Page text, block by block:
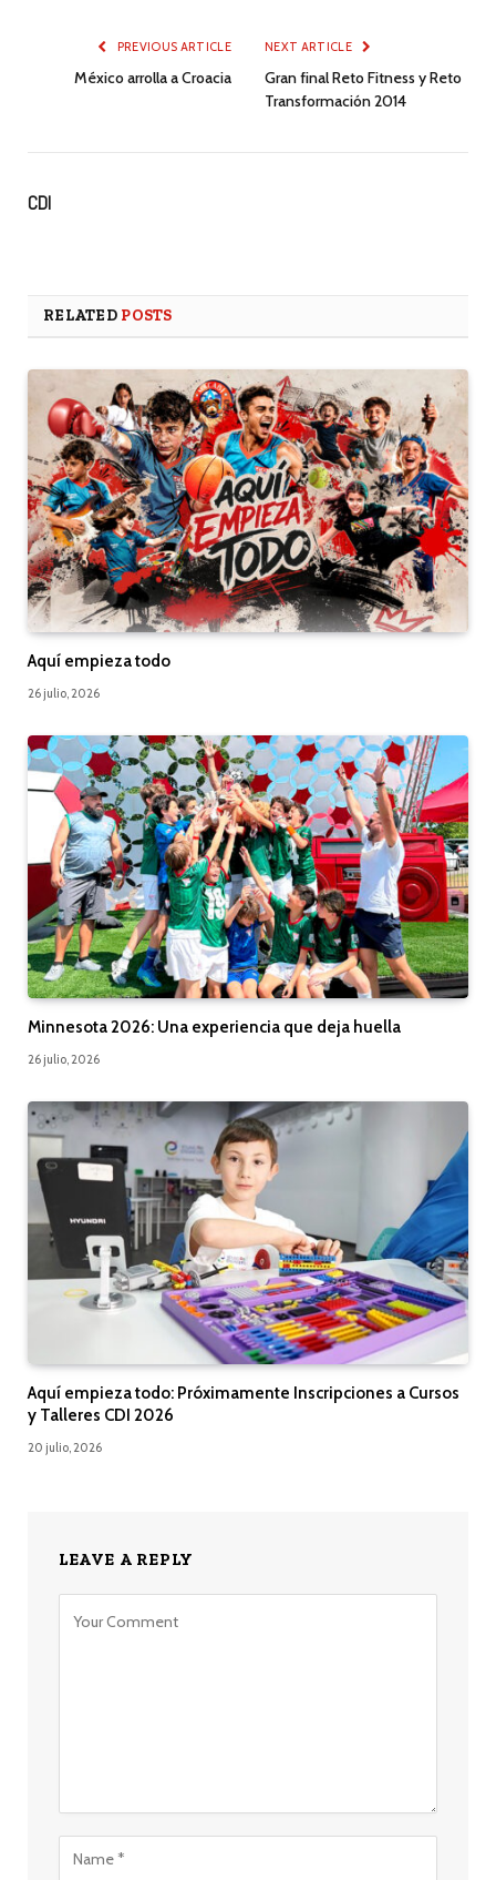
PREVIOUS ARTICLE
México arrolla a Croacia
NEXT ARTICLE
Gran final Reto Fitness y Reto
Transformación 2014
CDI
RELATED POSTS
Aquí empieza todo
26 julio, 2026
Minnesota 2026: Una experiencia que deja huella
26 julio, 2026
Aquí empieza todo: Próximamente Inscripciones a Cursos
y Talleres CDI 2026
20 julio, 2026
LEAVE A REPLY